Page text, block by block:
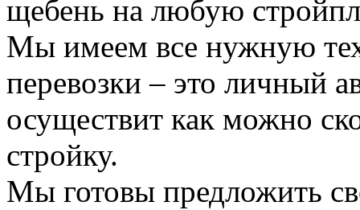
щебень на любую
Мы имеем все нужную
перевозки – это личный
осуществит как можно
стройку.
Мы готовы предложить